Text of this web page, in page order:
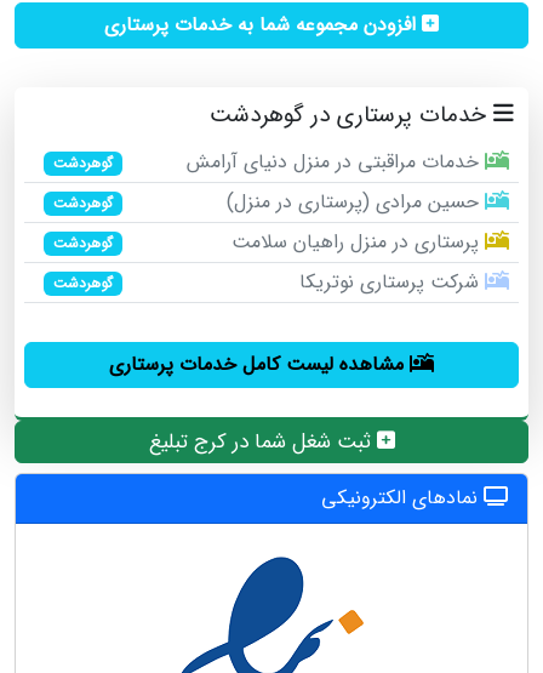
افزودن مجموعه شما به خدمات پرستاری
خدمات پرستاری در گوهردشت
خدمات مراقبتی در منزل دنیای آرامش گوهردشت
حسین مرادی (پرستاری در منزل) گوهردشت
پرستاری در منزل راهیان سلامت گوهردشت
شرکت پرستاری نوتریکا گوهردشت
مشاهده لیست کامل خدمات پرستاری
ثبت شغل شما در کرج تبلیغ
نمادهای الکترونیکی